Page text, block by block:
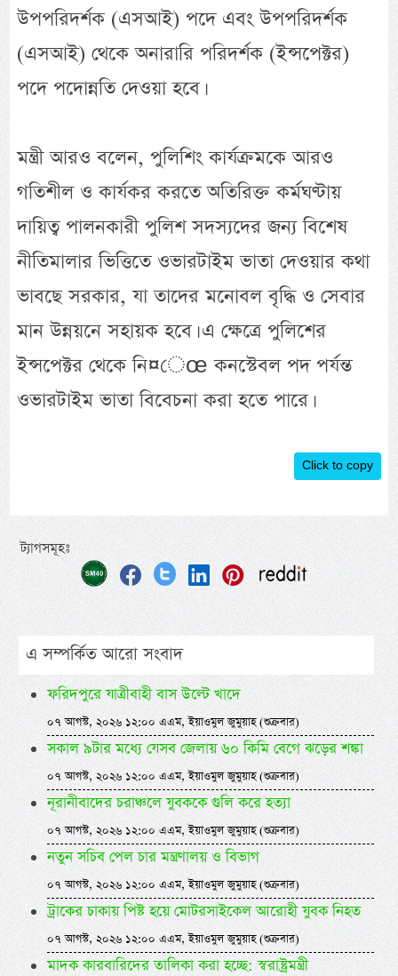
উপপরিদর্শক (এসআই) পদে এবং উপপরিদর্শক
(এসআই) থেকে অনারারি পরিদর্শক (ইন্সপেক্টর)
পদে পদোন্নতি দেওয়া হবে।
মন্ত্রী আরও বলেন, পুলিশিং কার্যক্রমকে আরও
গতিশীল ও কার্যকর করতে অতিরিক্ত কর্মঘণ্টায়
দায়িত্ব পালনকারী পুলিশ সদস্যদের জন্য বিশেষ
নীতিমালার ভিত্তিতে ওভারটাইম ভাতা দেওয়ার কথা
ভাবছে সরকার, যা তাদের মনোবল বৃদ্ধি ও সেবার
মান উন্নয়নে সহায়ক হবে। এ ক্ষেত্রে পুলিশের
ইন্সপেক্টর থেকে নি¤েœ কনস্টেবল পদ পর্যন্ত
ওভারটাইম ভাতা বিবেচনা করা হতে পারে।
Click to copy
ট্যাগসমূহঃ
এ সম্পর্কিত আরো সংবাদ
ফরিদপুরে যাত্রীবাহী বাস উল্টে খাদে
০৭ আগস্ট, ২০২৬ ১২:০০ এএম, ইয়াওমুল জুমুয়াহ (শুক্রবার)
সকাল ৯টার মধ্যে যেসব জেলায় ৬০ কিমি বেগে ঝড়ের শঙ্কা
০৭ আগস্ট, ২০২৬ ১২:০০ এএম, ইয়াওমুল জুমুয়াহ (শুক্রবার)
নূরানীবাদের চরাঞ্চলে যুবককে গুলি করে হত্যা
০৭ আগস্ট, ২০২৬ ১২:০০ এএম, ইয়াওমুল জুমুয়াহ (শুক্রবার)
নতুন সচিব পেল চার মন্ত্রণালয় ও বিভাগ
০৭ আগস্ট, ২০২৬ ১২:০০ এএম, ইয়াওমুল জুমুয়াহ (শুক্রবার)
ট্রাকের চাকায় পিষ্ট হয়ে মোটরসাইকেল আরোহী যুবক নিহত
০৭ আগস্ট, ২০২৬ ১২:০০ এএম, ইয়াওমুল জুমুয়াহ (শুক্রবার)
মাদক কারবারিদের তালিকা করা হচ্ছে: স্বরাষ্ট্রমন্ত্রী